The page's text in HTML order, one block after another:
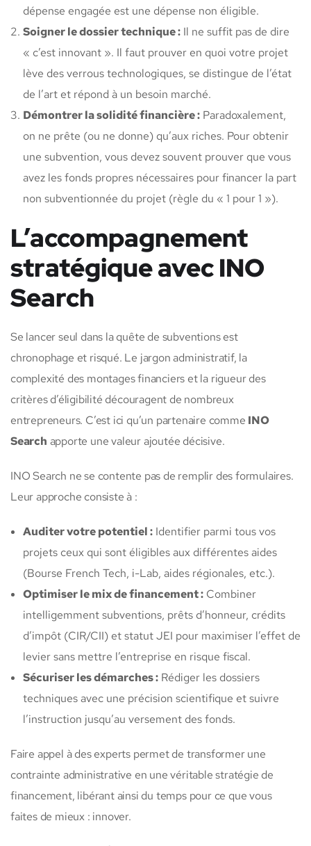
dépense engagée est une dépense non éligible.
Soigner le dossier technique : Il ne suffit pas de dire
« c’est innovant ». Il faut prouver en quoi votre projet
lève des verrous technologiques, se distingue de l’état
de l’art et répond à un besoin marché.
Démontrer la solidité financière : Paradoxalement,
on ne prête (ou ne donne) qu’aux riches. Pour obtenir
une subvention, vous devez souvent prouver que vous
avez les fonds propres nécessaires pour financer la part
non subventionnée du projet (règle du « 1 pour 1 »).
L’accompagnement
stratégique avec INO
Search
Se lancer seul dans la quête de subventions est
chronophage et risqué. Le jargon administratif, la
complexité des montages financiers et la rigueur des
critères d’éligibilité découragent de nombreux
entrepreneurs. C’est ici qu’un partenaire comme INO
Search apporte une valeur ajoutée décisive.
INO Search ne se contente pas de remplir des formulaires.
Leur approche consiste à :
Auditer votre potentiel : Identifier parmi tous vos
projets ceux qui sont éligibles aux différentes aides
(Bourse French Tech, i-Lab, aides régionales, etc.).
Optimiser le mix de financement : Combiner
intelligemment subventions, prêts d’honneur, crédits
d’impôt (CIR/CII) et statut JEI pour maximiser l’effet de
levier sans mettre l’entreprise en risque fiscal.
Sécuriser les démarches : Rédiger les dossiers
techniques avec une précision scientifique et suivre
l’instruction jusqu’au versement des fonds.
Faire appel à des experts permet de transformer une
contrainte administrative en une véritable stratégie de
financement, libérant ainsi du temps pour ce que vous
faites de mieux : innover.